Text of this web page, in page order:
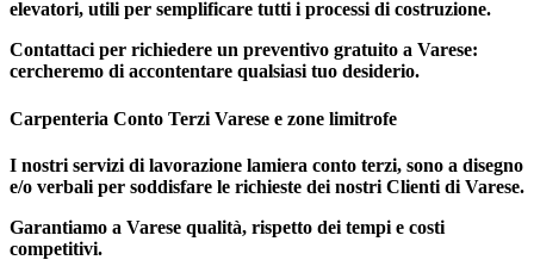
elevatori, utili per semplificare tutti i processi di costruzione.
Contattaci per richiedere un preventivo gratuito a Varese:
cercheremo di accontentare qualsiasi tuo desiderio.
Carpenteria Conto Terzi Varese e zone limitrofe
I nostri servizi di lavorazione lamiera conto terzi, sono a disegno
e/o verbali per soddisfare le richieste dei nostri Clienti di Varese.
Garantiamo a Varese qualità, rispetto dei tempi e costi
competitivi.